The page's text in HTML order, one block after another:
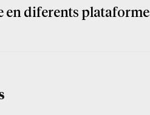
en diferents